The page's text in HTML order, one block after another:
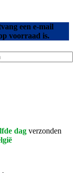
een e-mail
voorraad is.
dag verzonden